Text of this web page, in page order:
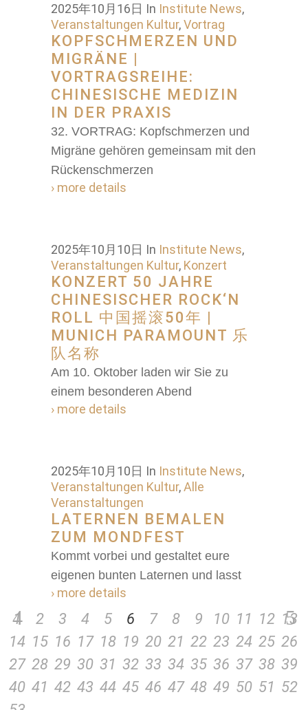
2025年10月16日 In Institute News,
Veranstaltungen Kultur,Vortrag
KOPFSCHMERZEN UND
MIGRÄNE |
VORTRAGSREIHE:
CHINESISCHE MEDIZIN
IN DER PRAXIS
32. VORTRAG: Kopfschmerzen und
Migräne gehören gemeinsam mit den
Rückenschmerzen
› more details
2025年10月10日 In Institute News,
Veranstaltungen Kultur, Konzert
KONZERT 50 JAHRE
CHINESISCHER ROCK‘N
ROLL 中国摇滚50年 |
MUNICH PARAMOUNT 乐
队名称
Am 10. Oktober laden wir Sie zu
einem besonderen Abend
› more details
2025年10月10日 In Institute News,
Veranstaltungen Kultur,Alle
Veranstaltungen
LATERNEN BEMALEN
ZUM MONDFEST
Kommt vorbei und gestaltet eure
eigenen bunten Laternen und lasst
› more details
1 2 3 4 5 6 7 8 9 10 11 12 13
14 15 16 17 18 19 20 21 22 23 24 25 26
27 28 29 30 31 32 33 34 35 36 37 38 39
40 41 42 43 44 45 46 47 48 49 50 51 52